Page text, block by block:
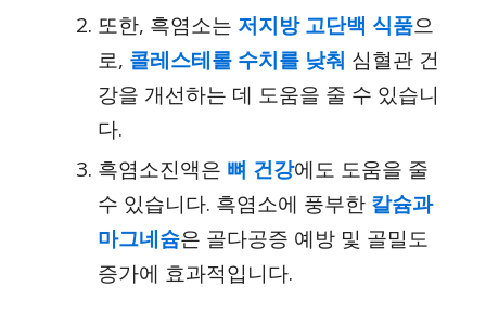
또한, 흑염소는 저지방 고단백 식품으
로, 콜레스테롤 수치를 낮춰 심혈관 건
강을 개선하는 데 도움을 줄 수 있습니
다.
흑염소진액은 뼈 건강에도 도움을 줄
수 있습니다. 흑염소에 풍부한 칼슘과
마그네슘은 골다공증 예방 및 골밀도
증가에 효과적입니다.